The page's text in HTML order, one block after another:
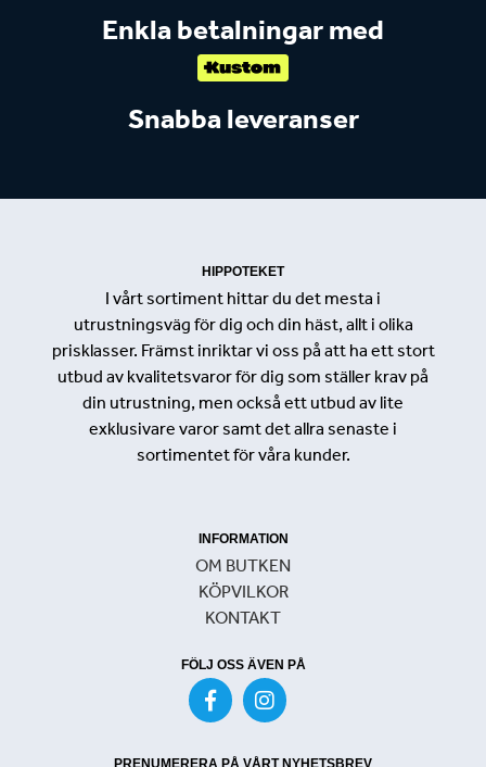
Enkla betalningar med
Snabba leveranser
HIPPOTEKET
I vårt sortiment hittar du det mesta i
utrustningsväg för dig och din häst, allt i olika
prisklasser. Främst inriktar vi oss på att ha ett stort
utbud av kvalitetsvaror för dig som ställer krav på
din utrustning, men också ett utbud av lite
exklusivare varor samt det allra senaste i
sortimentet för våra kunder.
INFORMATION
OM BUTKEN
KÖPVILKOR
KONTAKT
FÖLJ OSS ÄVEN PÅ
PRENUMERERA PÅ VÅRT NYHETSBREV